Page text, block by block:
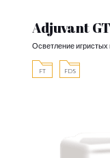
Adjuvant
Осветление игристых
FT FDS